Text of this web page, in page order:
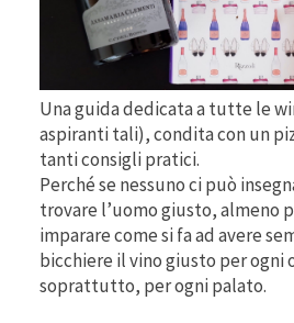
Una guida dedicata a tutte le
aspiranti tali), condita con un
tanti consigli pratici.
Perché se nessuno ci può
trovare l’uomo giusto, almeno
imparare come si fa ad avere
bicchiere il vino giusto per ogni
soprattutto, per ogni palato.